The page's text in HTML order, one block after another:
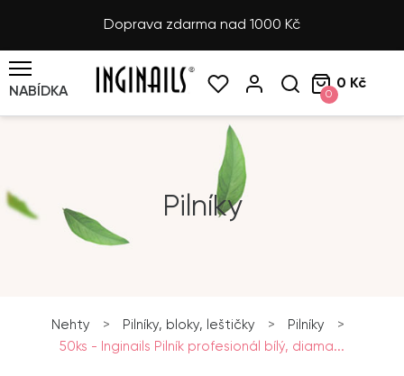
Doprava zdarma nad 1000 Kč
NABÍDKA 0
0 Kč
Pilníky
Nehty > Pilníky, bloky, leštičky > Pilníky
>
50ks - Inginails Pilník profesionál bílý, diama...